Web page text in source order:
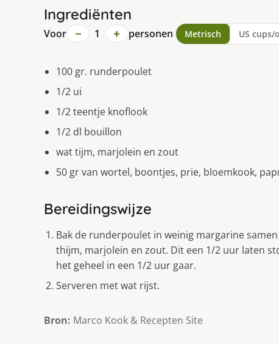
Ingrediënten
Voor − 1 + personen Metrisch US cups/
100 gr. runderpoulet
1/2 ui
1/2 teentje knoflook
1/2 dl bouillon
wat tijm, marjolein en zout
50 gr van wortel, boontjes, prie, bloemkook,
Bereidingswijze
Bak de runderpoulet in weinig margarine
thijm, marjolein en zout. Dit een 1/2 uur laten
het geheel in een 1/2 uur gaar.
Serveren met wat rijst.
Bron: Marco Kook & Recepten Site